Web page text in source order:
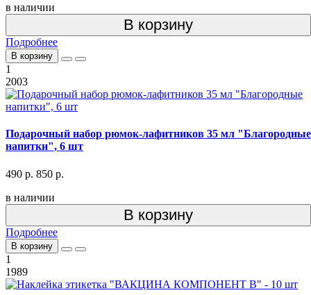
в наличии
В корзину
Подробнее
В корзину
1
2003
Подарочный набор рюмок-лафитников 35 мл "Благородные
напитки", 6 шт
490 р. 850 р.
в наличии
В корзину
Подробнее
В корзину
1
1989